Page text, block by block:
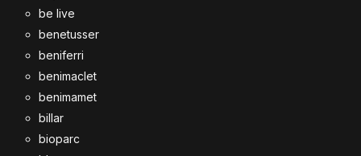
be live
benetusser
beniferri
benimaclet
benimamet
billar
bioparc